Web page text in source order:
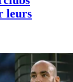
leurs